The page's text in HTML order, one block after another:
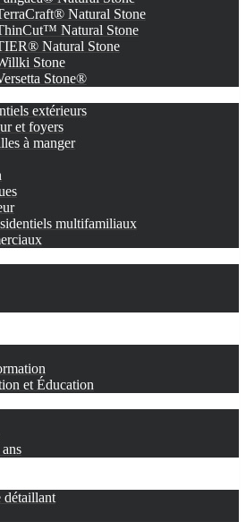
Natural Stone
Natural Stone
Natural Stone
Stone
Stone®
extérieurs
et foyers
à manger
multifamiliaux
et Éducation
détaillant